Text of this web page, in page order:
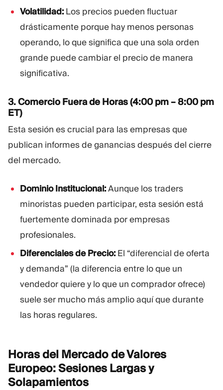
Volatilidad:Los precios pueden fluctuar
drásticamente porque hay menos personas
operando, lo que significa que una sola orden
grande puede cambiar el precio de manera
significativa.
3. Comercio Fuera de Horas (4:00 pm – 8:00 pm
ET)
Esta sesión es crucial para las empresas que
publican informes de ganancias después del cierre
del mercado.
Dominio Institucional:Aunque los traders
minoristas pueden participar, esta sesión está
fuertemente dominada por empresas
profesionales.
Diferenciales de Precio:El “diferencial de oferta
y demanda” (la diferencia entre lo que un
vendedor quiere y lo que un comprador ofrece)
suele ser mucho más amplio aquí que durante
las horas regulares.
Horas del Mercado de Valores
Europeo: Sesiones Largas y
Solapamientos